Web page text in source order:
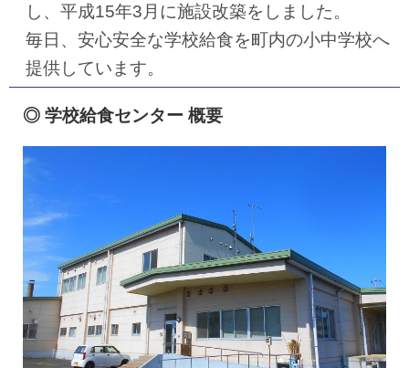
し、平成15年3月に施設改築をしました。
毎日、安心安全な学校給食を町内の小中学校へ
提供しています。
◎ 学校給食センター 概要